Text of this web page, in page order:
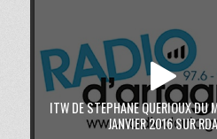
ITW DE STEPHANE QUERIOUX DU
JANVIER 2016 SUR RDA